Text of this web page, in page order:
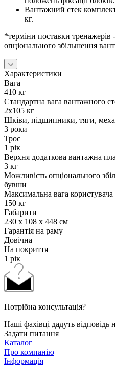
Вантажний стек
кг.
*терміни поставки тренажерів
опціонального збільшення
Характеристики
Вага
410 кг
Стандартна вага вантажного
2х105 кг
Шківи, підшипники, тяги,
3 роки
Трос
1 рік
Верхня додаткова вантажна
3 кг
Можливість опціонального
бувши
Максимальна вага користувача
150 кг
Габарити
230 х 108 х 448 см
Гарантія на раму
Довічна
На покриття
1 рік
Потрібна консультація?
Наші фахівці дадуть відповідь
Задати питання
Каталог
Про компанію
Інформація